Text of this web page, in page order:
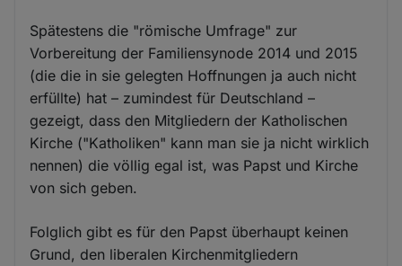
Spätestens die "römische Umfrage" zur
Vorbereitung der Familiensynode 2014 und 2015
(die die in sie gelegten Hoffnungen ja auch nicht
erfüllte) hat – zumindest für Deutschland –
gezeigt, dass den Mitgliedern der Katholischen
Kirche ("Katholiken" kann man sie ja nicht wirklich
nennen) die völlig egal ist, was Papst und Kirche
von sich geben.
Folglich gibt es für den Papst überhaupt keinen
Grund, den liberalen Kirchenmitgliedern